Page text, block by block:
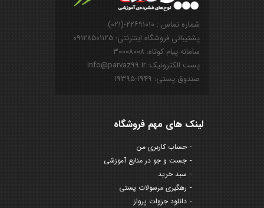
شماره تماس : ۲۲۶۹۱۰۱۰-(۰۲۱)
پشتیبانی فروشگاه اینترنتی: ۰۹۱۲۸۵۰۱۱۲۵
سامانه پیام کوتاه: ۳۰۰۰۸۰۰۸
پست الکترونیک: info@parvaz99.ir
صندوق پستی: ۱۹۴۹-۱۹۳۹۵
لینک های مهم فروشگاه
حساب کاربری من
جست و جو در منابع آموزشی
سبد خرید
رهگیری مرسولات پستی
دانلود جزوات پرواز